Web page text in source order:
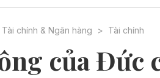
Tài chính & Ngân hàng Tài chính
của Đức